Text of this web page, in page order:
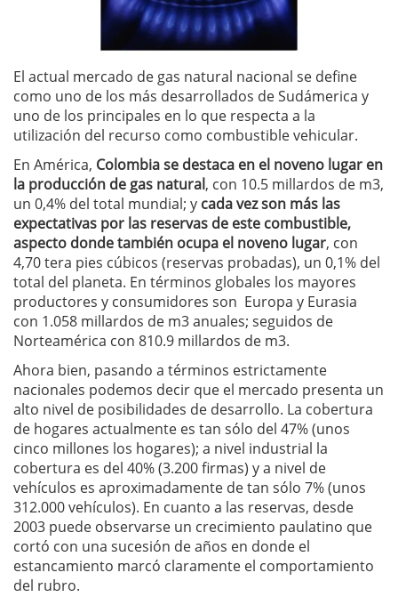
El actual mercado de gas natural nacional se define
como uno de los más desarrollados de Sudámerica y
uno de los principales en lo que respecta a la
utilización del recurso como combustible vehicular.
En América, Colombia se destaca en el noveno lugar en
la producción de gas natural, con 10.5 millardos de m3,
un 0,4% del total mundial; y cada vez son más las
expectativas por las reservas de este combustible,
aspecto donde también ocupa el noveno lugar, con
4,70 tera pies cúbicos (reservas probadas), un 0,1% del
total del planeta. En términos globales los mayores
productores y consumidores son Europa y Eurasia
con 1.058 millardos de m3 anuales; seguidos de
Norteamérica con 810.9 millardos de m3.
Ahora bien, pasando a términos estrictamente
nacionales podemos decir que el mercado presenta un
alto nivel de posibilidades de desarrollo. La cobertura
de hogares actualmente es tan sólo del 47% (unos
cinco millones los hogares); a nivel industrial la
cobertura es del 40% (3.200 firmas) y a nivel de
vehículos es aproximadamente de tan sólo 7% (unos
312.000 vehículos). En cuanto a las reservas, desde
2003 puede observarse un crecimiento paulatino que
cortó con una sucesión de años en donde el
estancamiento marcó claramente el comportamiento
del rubro.